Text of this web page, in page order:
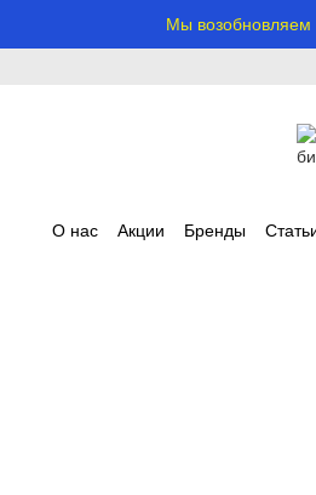
Мы возобновляем
О нас Акции Бренды